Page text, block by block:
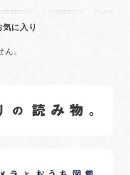
気に入り
ん。
です。
です。